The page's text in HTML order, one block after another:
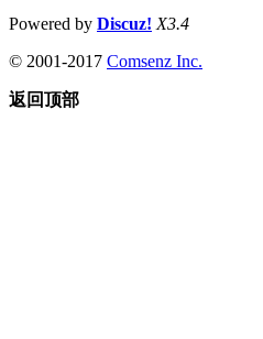
Powered by Discuz! X3.4
© 2001-2017 Comsenz Inc.
返回顶部